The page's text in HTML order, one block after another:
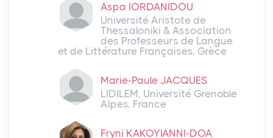
Aspa IORDANIDOU
Université Aristote de
Thessaloniki & Association
des Professeurs de Langue
et de Littérature Françaises, Grèce
Marie-Paule JACQUES
LIDILEM, Université Grenoble
Alpes, France
Fryni KAKOYIANNI-DOA